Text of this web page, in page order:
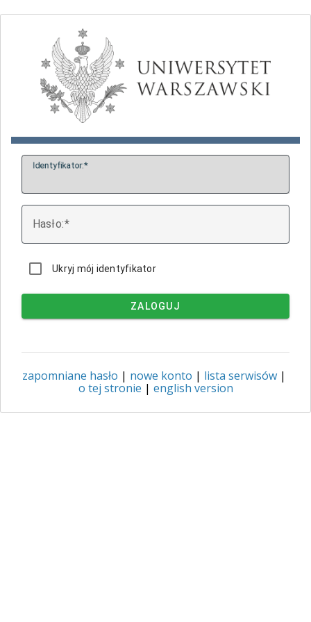
Identyfikator:
Hasło:
Ukryj mój identyfikator
ZALOGUJ
zapomniane hasło | nowe konto | lista serwisów |
o tej stronie | english version